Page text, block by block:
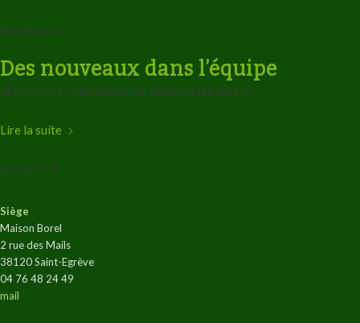
10 JUIN 2024
Des nouveaux dans l’équipe
ARTICLES, LE CONSERVATOIRE, NEWSLETTER 2024 06
Lire la suite
10 JUIN 2024
Siège
Maison Borel
2 rue des Mails
38120 Saint-Egrève
04 76 48 24 49
mail